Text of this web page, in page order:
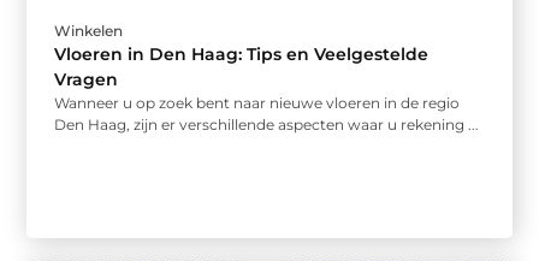
Winkelen
Vloeren in Den Haag: Tips en Veelgestelde
Vragen
Wanneer u op zoek bent naar nieuwe vloeren in de regio
Den Haag, zijn er verschillende aspecten waar u rekening ...